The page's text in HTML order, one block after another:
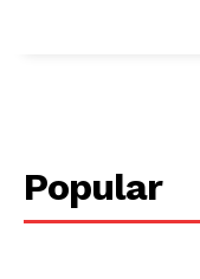
Popular